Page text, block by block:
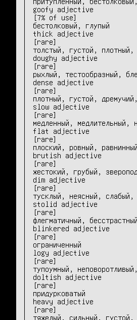
goofy adjective
[7% of use]
бестолковый, глупый
thick adjective
[rare]
толстый, густой, плотный,
doughy adjective
[rare]
рыхлый, тестообразный,
dense adjective
[rare]
плотный, густой,
slow adjective
[rare]
медленный, медлительный,
flat adjective
[rare]
плоский, ровный,
brutish adjective
[rare]
жестокий, грубый,
dim adjective
[rare]
тусклый, неясный, слабый,
stolid adjective
[rare]
флегматичный,
blinkered adjective
[rare]
ограниченный
logy adjective
[rare]
тупоумный,
doltish adjective
[rare]
придурковатый
heavy adjective
[rare]
тяжелый, сильный, густой,